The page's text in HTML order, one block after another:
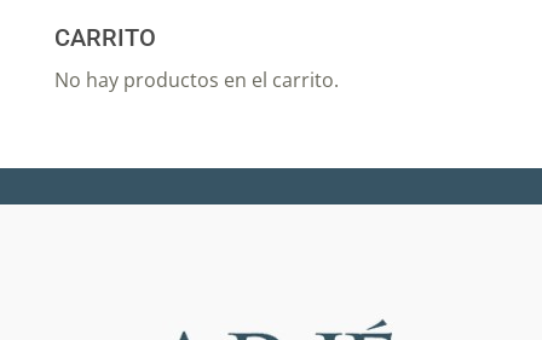
CARRITO
No hay productos en el carrito.